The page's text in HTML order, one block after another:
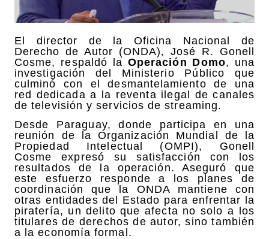
El director de la Oficina Nacional de
Derecho de Autor (ONDA), José R. Gonell
Cosme, respaldó la Operación Domo, una
investigación del Ministerio Público que
culminó con el desmantelamiento de una
red dedicada a la reventa ilegal de canales
de televisión y servicios de streaming.
Desde Paraguay, donde participa en una
reunión de la Organización Mundial de la
Propiedad Intelectual (OMPI), Gonell
Cosme expresó su satisfacción con los
resultados de la operación. Aseguró que
este esfuerzo responde a los planes de
coordinación que la ONDA mantiene con
otras entidades del Estado para enfrentar la
piratería, un delito que afecta no solo a los
titulares de derechos de autor, sino también
a la economía formal.